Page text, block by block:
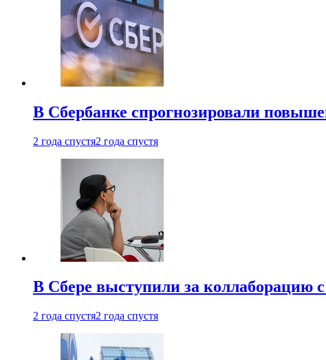
В Сбербанке спрогнозировали
2 года спустя2 года спустя
В Сбере выступили за коллаборацию
2 года спустя2 года спустя